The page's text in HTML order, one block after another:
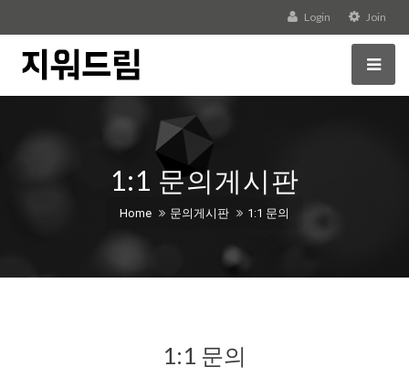
Login Join
1:1 문의게시판
Home 문의게시판 1:1 문의
1:1 문의